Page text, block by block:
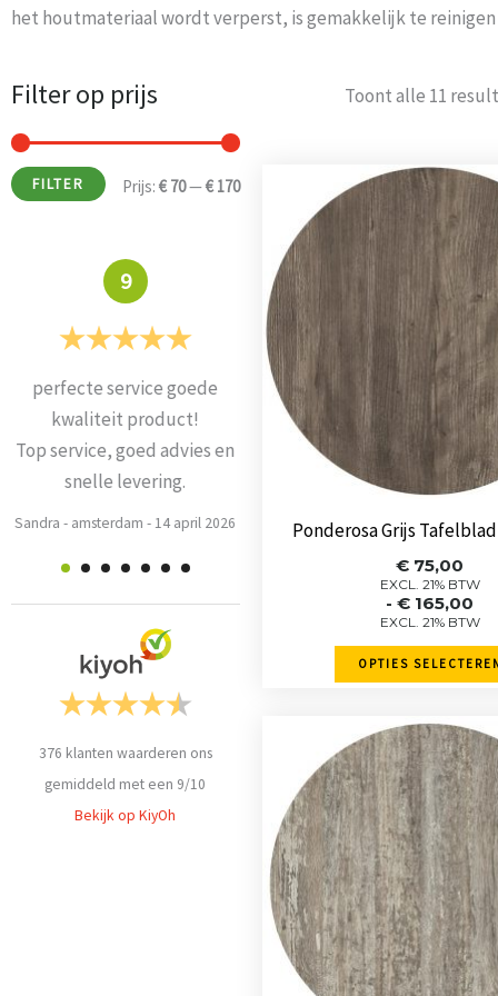
het houtmateriaal wordt verperst, is gemakkelijk te
Filter op prijs
FILTER Prijs: € 70—€ 170
9
perfecte service goede
kwaliteit product!
Top service, goed advies en
snelle levering.
Sandra - amsterdam - 14 april 2026
Alles super geleverd en
mooie stoelen
Prima
Turnhout-3 maart
2026
376 klanten waarderen ons
gemiddeld met een 9/10
Bekijk op KiyOh
Toont alle 11
Ponderosa Grijs
€ 75,00
EXCL. 21% BTW
- € 165,00
EXCL. 21% BTW
€ 75,00
tot
€ 165,00
OPTIES
Dit
product
heeft
meerdere
Deze
optie
kan
gekozen
worden
op
de
Dit
product
heeft
Deze
optie
kan
gekozen